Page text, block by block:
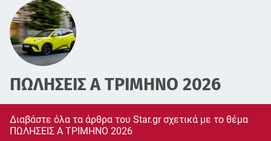
ΠΩΛΗΣΕΙΣ Α ΤΡΙΜΗΝΟ 2026
Διαβάστε όλα τα άρθρα του Star.gr σχετικά με το θέμα
ΠΩΛΗΣΕΙΣ Α ΤΡΙΜΗΝΟ 2026